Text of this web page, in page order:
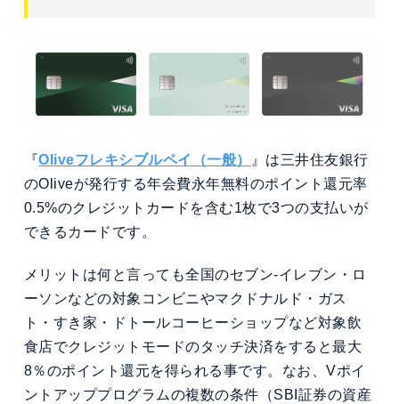
『Oliveフレキシブルペイ（一般）
』は三井住友銀行
のOliveが発行する年会費永年無料のポイント還元率
0.5%のクレジットカードを含む1枚で3つの支払いが
できるカードです。
メリットは何と言っても全国のセブン‐イレブン・ロ
ーソンなどの対象コンビニやマクドナルド・ガス
ト・すき家・ドトールコーヒーショップなど対象飲
食店でクレジットモードのタッチ決済をすると最大
8％のポイント還元を得られる事です。なお、Vポイ
ントアッププログラムの複数の条件（SBI証券の資産